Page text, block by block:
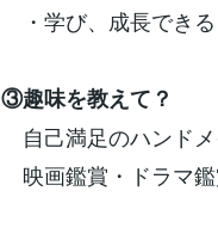
・学び、成長できる
③趣味を教えて？
自己満足のハンド
映画鑑賞・ドラマ